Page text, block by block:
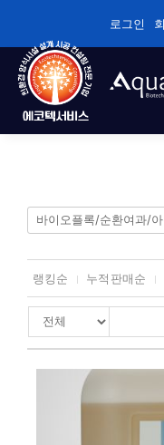
너
로그인
바이오플록/순환
건강/성장/면역관
수질관리
기술정보자료
랭킹순 누적판매순